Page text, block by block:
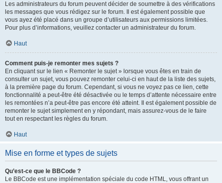
Les administrateurs du forum peuvent décider de soumettre à des vérifications
les messages que vous rédigez sur le forum. Il est également possible que
vous ayez été placé dans un groupe d’utilisateurs aux permissions limitées.
Pour plus d’informations, veuillez contacter un administrateur du forum.
Haut
Comment puis-je remonter mes sujets ?
En cliquant sur le lien « Remonter le sujet » lorsque vous êtes en train de
consulter un sujet, vous pouvez remonter celui-ci en haut de la liste des sujets,
à la première page du forum. Cependant, si vous ne voyez pas ce lien, cette
fonctionnalité a peut-être été désactivée ou le temps d’attente nécessaire entre
les remontées n’a peut-être pas encore été atteint. Il est également possible de
remonter le sujet simplement en y répondant, mais assurez-vous de le faire
tout en respectant les règles du forum.
Haut
Mise en forme et types de sujets
Qu’est-ce que le BBCode ?
Le BBCode est une implémentation spéciale du code HTML, vous offrant un